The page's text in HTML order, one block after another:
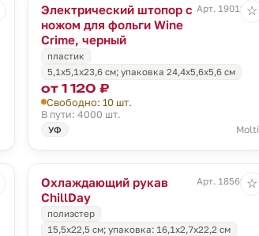
Электрический штопор с
ножом для фольги Wine
Crime, черный
Арт. 19012.30
пластик
5,1x5,1x23,6 см; упаковка 24,4х5,6х5,6 см
от 1 120 ₽
Свободно: 10 шт.
В пути: 4000 шт.
УФ Molti
☆
Охлаждающий рукав
ChillDay
Арт. 18569.00
полиэстер
15,5х22,5 см; упаковка: 16,1х2,7х22,2 см
☆